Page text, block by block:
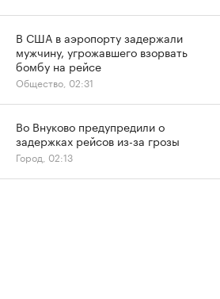
В США в аэропорту задержали
мужчину, угрожавшего взорвать
бомбу на рейсе
Общество, 02:31
Во Внуково предупредили о
задержках рейсов из-за грозы
Город, 02:13